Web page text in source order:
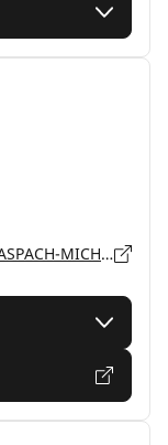
Rue Auguste Scheurer Kestner, 68700 ASPACH-MICHELBACH